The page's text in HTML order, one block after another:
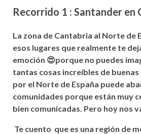
Recorrido 1 : Santander en
La zona de Cantabria al Norte de
esos lugares que realmente te
emoción 😍porque no puedes
tantas cosas increíbles de
por el Norte de España puede
comunidades porque están muy
bien comunicadas. Pero hoy nos
Te cuento que es una región de